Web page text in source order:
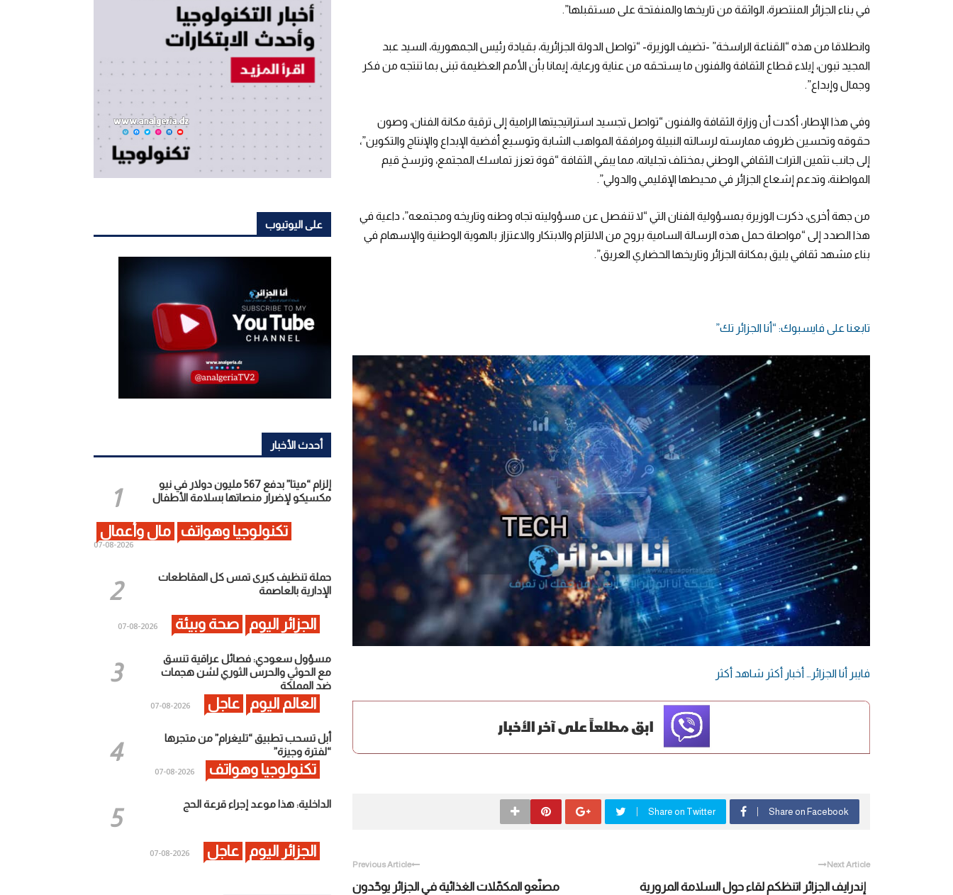
في بناء الجزائر المنتصرة، الواثقة من تاريخها والمنفتحة على مستقبلها”.
وانطلاقا من هذه “القناعة الراسخة” -تضيف الوزيرة- “تواصل الدولة الجزائرية، بقيادة رئيس الجمهورية، السيد عبد
المجيد تبون، إيلاء قطاع الثقافة والفنون ما يستحقه من عناية ورعاية، إيمانا بأن الأمم العظيمة تبنى بما تنتجه من فكر
وجمال وإبداع”.
وفي هذا الإطار، أكدت أن وزارة الثقافة والفنون “تواصل تجسيد استراتيجيتها الرامية إلى ترقية مكانة الفنان، وصون
حقوقه وتحسين ظروف ممارسته لرسالته النبيلة ومرافقة المواهب الشابة وتوسيع أفضية الإبداع والإنتاج والتكوين”،
إلى جانب تثمين التراث الثقافي الوطني بمختلف تجلياته، مما يبقي الثقافة “قوة تعزز تماسك المجتمع، وترسخ قيم
المواطنة، وتدعم إشعاع الجزائر في محيطها الإقليمي والدولي”.
من جهة أخرى، ذكرت الوزيرة بمسؤولية الفنان التي “لا تنفصل عن مسؤوليته تجاه وطنه وتاريخه ومجتمعه”، داعية في
هذا الصدد إلى “مواصلة حمل هذه الرسالة السامية بروح من الالتزام والابتكار والاعتزاز بالهوية الوطنية والإسهام في
بناء مشهد ثقافي يليق بمكانة الجزائر وتاريخها الحضاري العريق”.
تابعنا على فايسبوك: “أنا الجزائر تك”
فايبر أنا الجزائر… أخبار أكثر شاهد أكثر
Share on Facebook
Share on Twitter
Previous Article
مصنّعو المكمّلات الغذائية في الجزائر يوحّدون
Next Article
إندرايف الجزائر اتنظكم لقاء حول السلامة المرورية
على اليوتيوب
أحدث الأخبار
إلزام “ميتا” بدفع 567 مليون دولار في نيو
مكسيكو لإضرار منصاتها بسلامة الأطفال
تكنولوجيا وهواتف مال وأعمال
2026-08-07
حملة تنظيف كبرى تمس كل المقاطعات
الإدارية بالعاصمة
الجزائر اليوم صحة وبيئة 2026-08-07
مسؤول سعودي: فصائل عراقية تنسق
مع الحوثي والحرس الثوري لشن هجمات
ضد المملكة
العالم اليوم عاجل 2026-08-07
أبل تسحب تطبيق “تليغرام” من متجرها
“لفترة وجيزة”
تكنولوجيا وهواتف 2026-08-07
الداخلية: هذا موعد إجراء قرعة الحج
الجزائر اليوم عاجل 2026-08-07